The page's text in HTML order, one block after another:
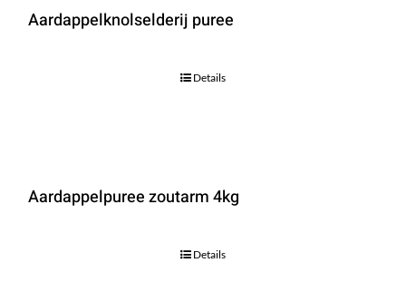
Aardappelknolselderij puree
Details
Aardappelpuree zoutarm 4kg
Details